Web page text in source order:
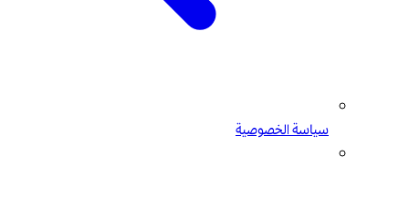
سياسة الخصوصية